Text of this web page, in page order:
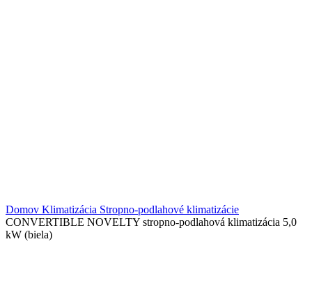
Domov Klimatizácia Stropno-podlahové klimatizácie
CONVERTIBLE NOVELTY stropno-podlahová klimatizácia 5,0
kW (biela)